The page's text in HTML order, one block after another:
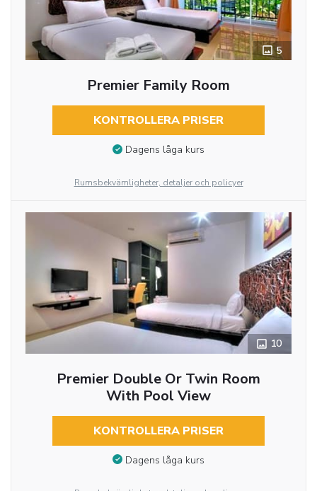
5
Premier Family Room
KONTROLLERA PRISER
Dagens låga kurs
Rumsbekvämligheter, detaljer och policyer
10
Premier Double Or Twin Room
With Pool View
KONTROLLERA PRISER
Dagens låga kurs